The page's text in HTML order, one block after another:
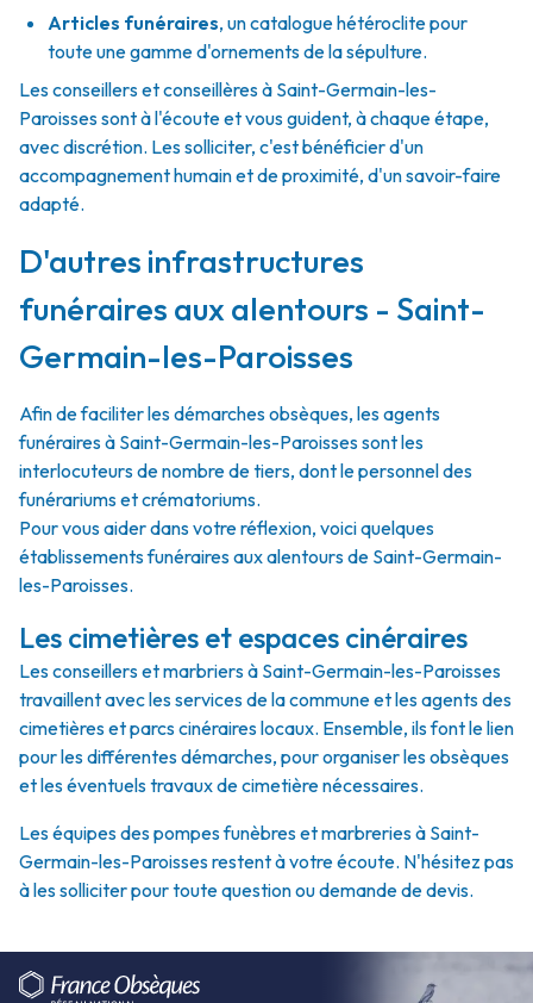
Articles funéraires, un catalogue hétéroclite pour
toute une gamme d'ornements de la sépulture.
Les conseillers et conseillères à Saint-Germain-les-
Paroisses sont à l'écoute et vous guident, à chaque étape,
avec discrétion. Les solliciter, c'est bénéficier d'un
accompagnement humain et de proximité, d'un savoir-faire
adapté.
D'autres infrastructures
funéraires aux alentours - Saint-
Germain-les-Paroisses
Afin de faciliter les démarches obsèques, les agents
funéraires à Saint-Germain-les-Paroisses sont les
interlocuteurs de nombre de tiers, dont le personnel des
funérariums et crématoriums.
Pour vous aider dans votre réflexion, voici quelques
établissements funéraires aux alentours de Saint-Germain-
les-Paroisses.
Les cimetières et espaces cinéraires
Les conseillers et marbriers à Saint-Germain-les-Paroisses
travaillent avec les services de la commune et les agents des
cimetières et parcs cinéraires locaux. Ensemble, ils font le lien
pour les différentes démarches, pour organiser les obsèques
et les éventuels travaux de cimetière nécessaires.
Les équipes des pompes funèbres et marbreries à Saint-
Germain-les-Paroisses restent à votre écoute. N'hésitez pas
à les solliciter pour toute question ou demande de devis.